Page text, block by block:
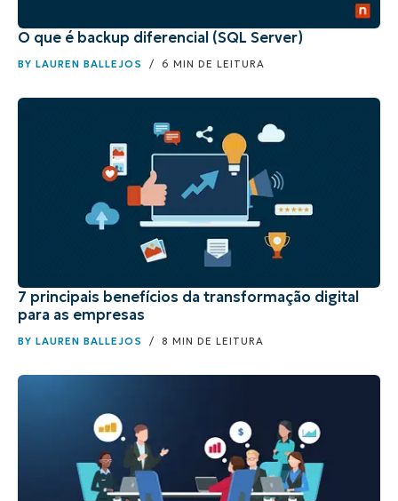
O que é backup diferencial (SQL Server)
BY LAUREN BALLEJOS / 6 MIN DE LEITURA
7 principais benefícios da transformação digital
para as empresas
BY LAUREN BALLEJOS / 8 MIN DE LEITURA